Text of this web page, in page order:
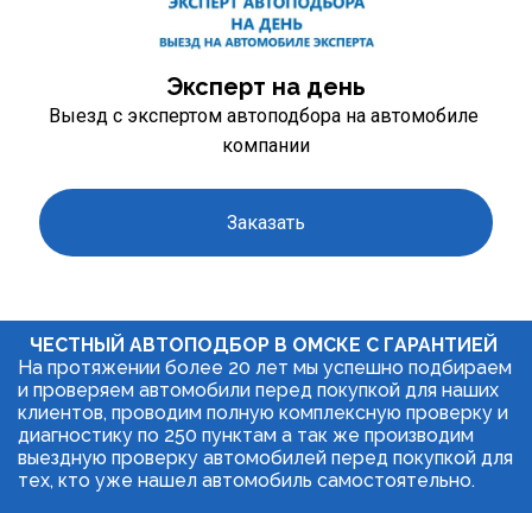
Эксперт на день
Выезд с экспертом автоподбора на автомобиле
компании
Заказать
ЧЕСТНЫЙ АВТОПОДБОР В ОМСКЕ С ГАРАНТИЕЙ
На протяжении более 20 лет мы успешно подбираем
и проверяем автомобили перед покупкой для наших
клиентов, проводим полную комплексную проверку и
диагностику по 250 пунктам а так же производим
выездную проверку автомобилей перед покупкой для
тех, кто уже нашел автомобиль самостоятельно.